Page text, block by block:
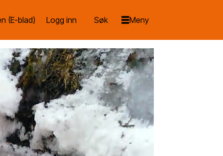
(E-blad) Logg inn